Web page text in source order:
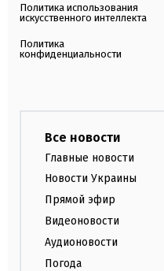
Политика использования
искусственного интеллекта
Политика
конфиденциальности
Все новости
Главные новости
Новости Украины
Прямой эфир
Видеоновости
Аудионовости
Погода